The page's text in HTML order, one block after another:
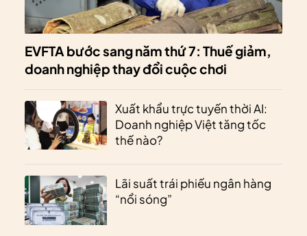
EVFTA bước sang năm thứ 7: Thuế giảm,
doanh nghiệp thay đổi cuộc chơi
Xuất khẩu trực tuyến thời AI:
Doanh nghiệp Việt tăng tốc
thế nào?
Lãi suất trái phiếu ngân hàng
“nổi sóng”